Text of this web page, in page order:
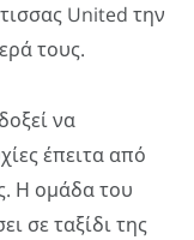
United την
τους.
να
έπειτα από
Η ομάδα του
σε ταξίδι της